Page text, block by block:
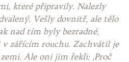
které připravily. Nalezly
Vešly dovnitř, ale tělo
nad tím byly bezradné,
zářícím rouchu. Zachvátil je
Ale oni jim řekli: ‚Proč